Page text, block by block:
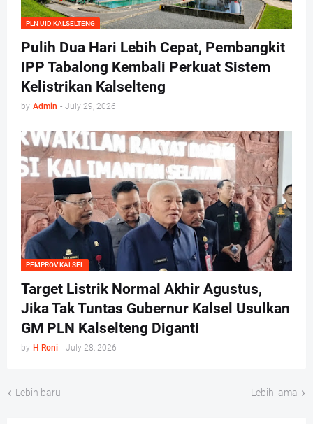
PLN UID KALSELTENG
Pulih Dua Hari Lebih Cepat, Pembangkit
IPP Tabalong Kembali Perkuat Sistem
Kelistrikan Kalselteng
by Admin - July 29, 2026
PEMPROV KALSEL
Target Listrik Normal Akhir Agustus,
Jika Tak Tuntas Gubernur Kalsel Usulkan
GM PLN Kalselteng Diganti
by H Roni - July 28, 2026
Lebih baru Lebih lama